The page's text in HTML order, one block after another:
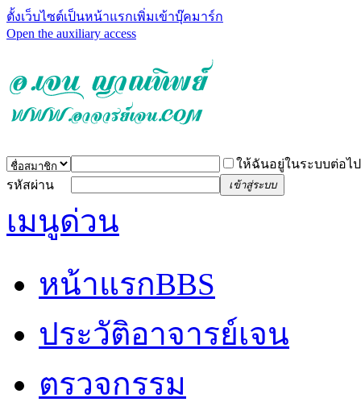
ตั้งเว็บไซต์เป็นหน้าแรกเพิ่มเข้าบุ๊คมาร์ก
Open the auxiliary access
ให้ฉันอยู่ในระบบต่อไป
รหัสผ่าน
เข้าสู่ระบบ
เมนูด่วน
หน้าแรกBBS
ประวัติอาจารย์เจน
ตรวจกรรม